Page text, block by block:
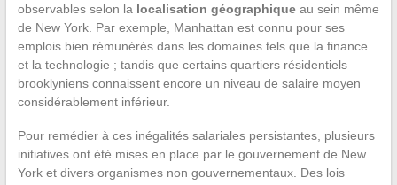
observables selon la localisation géographiqueau sein même
de New York. Par exemple, Manhattan est connu pour ses
emplois bien rémunérés dans les domaines tels que la finance
et la technologie ; tandis que certains quartiers résidentiels
brooklyniens connaissent encore un niveau de salaire moyen
considérablement inférieur.
Pour remédier à ces inégalités salariales persistantes, plusieurs
initiatives ont été mises en place par le gouvernement de New
York et divers organismes non gouvernementaux. Des lois